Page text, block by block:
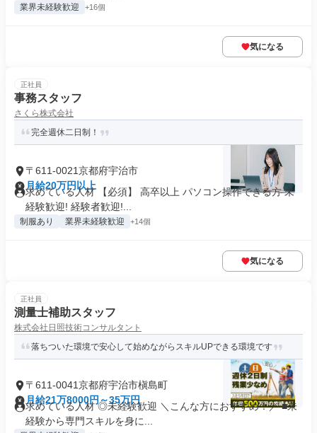
業界未経験歓迎 +16個
気になる
正社員
事務スタッフ
さくら株式会社
完全週休二日制！
〒611-0021京都府宇治市
月給20万円以上
求めている人材 【必須】 高卒以上 パソコン操作できる方 未
経験歓迎! 経験者歓迎!...
制服あり 業界未経験歓迎 +14個
気になる
正社員
測量士補助スタッフ
株式会社日照技術コンサルタント
落ちついた環境で安心して始めながらスキルUPできる環境です
〒611-0041京都府宇治市槇島町
月給21万8000円～35万円
求めている人材 ◎未経験歓迎 ＼こんな方におすすめ！／ ■未
経験から専門スキルを身に...